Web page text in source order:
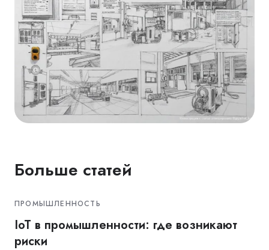
Больше статей
ПРОМЫШЛЕННОСТЬ
IoT в промышленности: где возникают
риски